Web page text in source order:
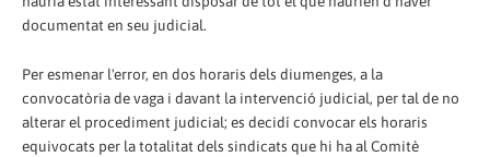
documentat en seu judicial.
Per esmenar l'error, en dos horaris dels diumenges, a la
convocatòria de vaga i davant la intervenció judicial, per tal de no
alterar el procediment judicial; es decidí convocar els horaris
equivocats per la totalitat dels sindicats que hi ha al Comitè